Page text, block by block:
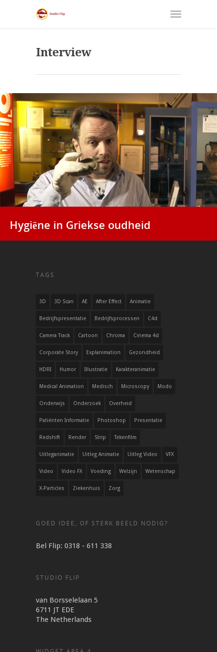
Interview
Hygiëne in Griekse oudheid
TAGS
3D 3D Scan AE After Effect Animatie
Bedrijfspresentatie Bedrijfsprocessen C4d
Camera Track Cartoon Chroma Cinema 4d
Corporate Story Explanimation Gezondheid
HDRI Humor Illustratie Karakteranimatie
Medical Animation Medisch Microscopy Modo
Onderwijs Onderzoek Overheid
Patiënten Informatie Photoshop Presentatie
Redshift Render Strip Tekenfilm
Uitleganimatie Uitleg Animatie Uitleg Video VFX
Video Video FX Voeding Welzijn Wetenschap
X-Particles Ziekenhuis Zorg
GOED IDEE, OF STERK BEELD NODIG?
Bel Flip: 0318 - 611 338
STUDIO FLIP
van Borsselelaan 5
6711 JT EDE
The Netherlands